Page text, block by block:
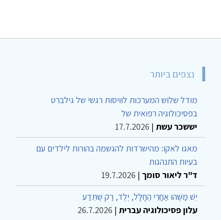
נצפים ביותר
מודל שלוש המערכות לוויסות רגשי של גילברט
בפסיכולוגיה רפואית של
יששכר עשת |
17.7.2026
מאגו לאקו: מהישרדות להגשמה בהורות לילדים עם
בעיות התנהגות
ד"ר ליאור סומך |
19.7.2026
יֵשׁ מַשֶּׁהוּ אַחֲרֵי הֶחָלָל, יֶלֶד, רַק שֶׁתֵּדַע
עלון פסיכולוגיה עברית |
26.7.2026